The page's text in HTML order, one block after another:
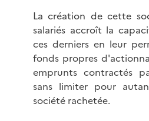
La création de cette
salariés accroît la
ces derniers en leur
fonds propres
emprunts contractés
sans limiter pour
société rachetée.